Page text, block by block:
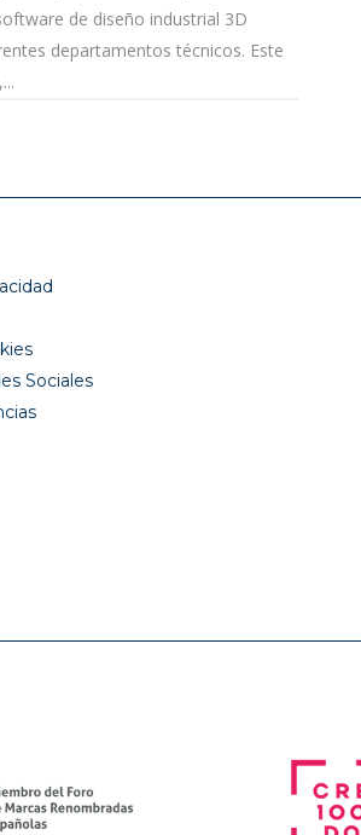
de diseño industrial 3D
departamentos técnicos. Este
Sociales